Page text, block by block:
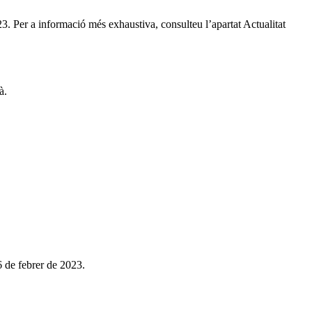
Per a informació més exhaustiva, consulteu l’apartat Actualitat
de febrer de 2023.